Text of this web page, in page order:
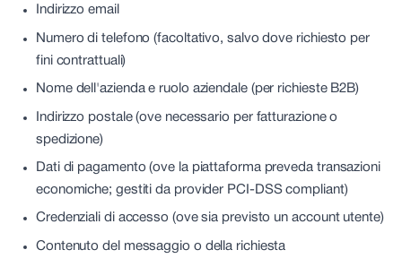
Indirizzo email
Numero di telefono (facoltativo, salvo dove richiesto per
fini contrattuali)
Nome dell'azienda e ruolo aziendale (per richieste B2B)
Indirizzo postale (ove necessario per fatturazione o
spedizione)
Dati di pagamento (ove la piattaforma preveda transazioni
economiche; gestiti da provider PCI-DSS compliant)
Credenziali di accesso (ove sia previsto un account utente)
Contenuto del messaggio o della richiesta